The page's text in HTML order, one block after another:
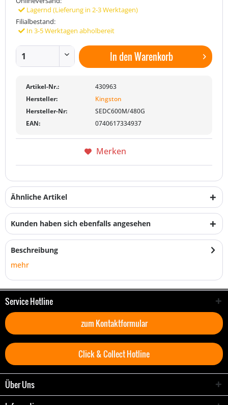
Lagernd (Lieferung in 2-3 Werktagen)
Filialbestand:
In 3-5 Werktagen abholbereit
In denWarenkorb
Artikel-Nr.:
430963
Hersteller:
Kingston
Hersteller-Nr:
SEDC600M/480G
EAN:
0740617334937
Merken
Ähnliche Artikel
Kunden haben sich ebenfalls angesehen
Beschreibung
mehr
Service Hotline
zum Kontaktformular
Click & Collect Hotline
Über Uns